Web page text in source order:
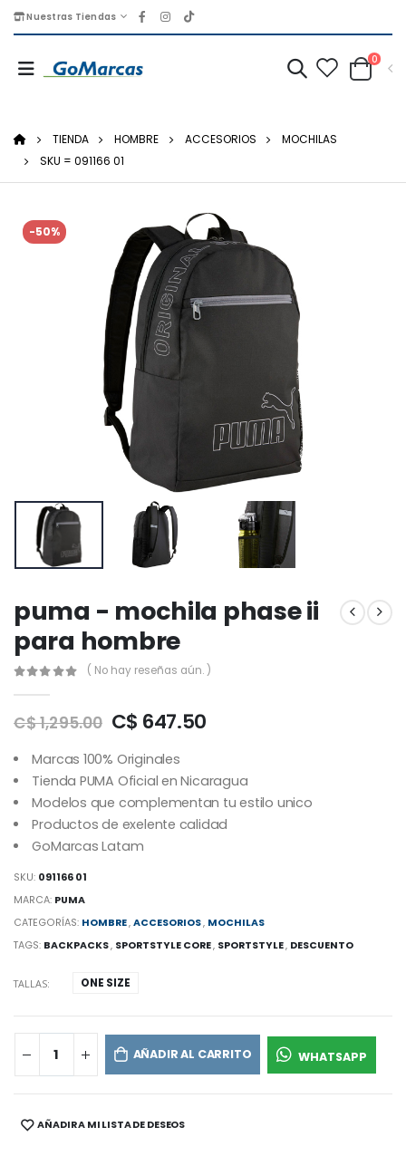
Nuestras Tiendas
0
TIENDA HOMBRE ACCESORIOS
MOCHILAS
SKU = 091166 01
-50%
puma - mochila phase ii
para hombre
( No hay reseñas aún. )
C$ 1,295.00 C$ 647.50
Marcas 100% Originales
Tienda PUMA Oficial en Nicaragua
Modelos que complementan tu estilo unico
Productos de exelente calidad
GoMarcas Latam
SKU: 091166 01
MARCA: PUMA
CATEGORÍAS: HOMBRE,ACCESORIOS, MOCHILAS
TAGS: BACKPACKS, SPORTSTYLE CORE, SPORTSTYLE, DESCUENTO
TALLAS: ONE SIZE
AÑADIR AL CARRITO WHATSAPP
SHARE:AÑADIR A MI LISTA DE DESEOS